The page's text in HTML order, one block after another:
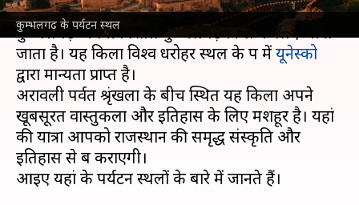
कुम्भलगढ़ के पर्यटन स्थल
राजस्थानका ऐतिहासिक और सांस्कृतिक धरोहर स्थल
कुम्भलगढ़ अपनी विशाल कुम्भलगढ़ किले के लिए जाना
जाता है। यह किला विश्व धरोहर स्थल के रूप मेंयूनेस्को
द्वारा मान्यता प्राप्त है।
अरावली पर्वत श्रृंखला के बीच स्थित यह किला अपने
खूबसूरत वास्तुकला और इतिहास के लिए मशहूर है। यहां
की यात्रा आपको राजस्थान की समृद्ध संस्कृति और
इतिहास से रूबरू कराएगी।